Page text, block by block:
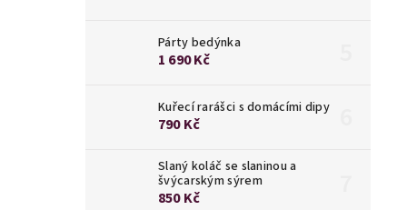
Párty bedýnka
1 690 Kč
Kuřecí rarášci s domácími dipy
790 Kč
Slaný koláč se slaninou a
švýcarským sýrem
850 Kč